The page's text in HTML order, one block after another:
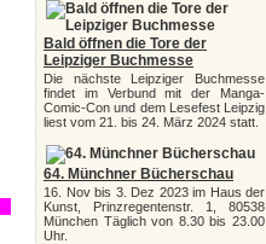
Bald öffnen die Tore der
Leipziger Buchmesse
Die nächste Leipziger Buchmesse
findet im Verbund mit der Manga-
Comic-Con und dem Lesefest Leipzig
liest vom 21. bis 24. März 2024 statt.
64. Münchner Bücherschau
16. Nov bis 3. Dez 2023 im Haus der
Kunst, Prinzregentenstr. 1, 80538
München Täglich von 8.30 bis 23.00
Uhr.